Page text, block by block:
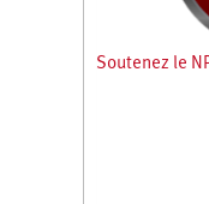
Soutenez le